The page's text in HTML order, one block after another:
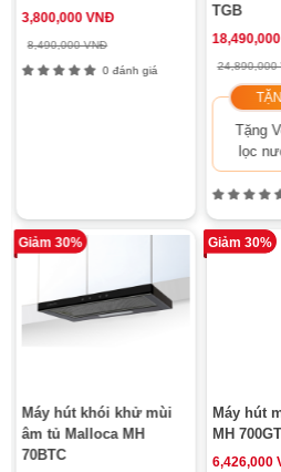
3,800,000 VNĐ
8,490,000 VNĐ
0 đánh giá
TGB
24,890,000
Tặng
lọc
Giảm 30%
Máy hút khói khử mùi
âm tủ Malloca MH
70BTC
Giảm 30%
Máy hút
MH 700GT
6,426,000